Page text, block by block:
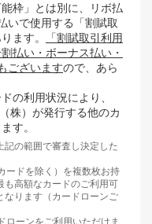
枠」とは別に、リボ払
いで使用する「割賦取
ます。
「割賦取引利用
払い・ボーナス払い・
ございますので、あら
の利用状況により、
株）が発行する他のカ
す。
記の範囲で審査し決定した
ードを除く）を複数枚お持
も高額なカードのご利用可
なります（カードローンご
ローンをご利用いただけま